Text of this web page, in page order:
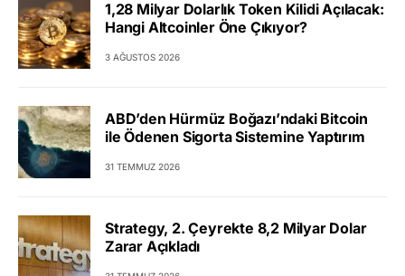
1,28 Milyar Dolarlık Token Kilidi Açılacak:
Hangi Altcoinler Öne Çıkıyor?
3 AĞUSTOS 2026
ABD’den Hürmüz Boğazı’ndaki Bitcoin
ile Ödenen Sigorta Sistemine Yaptırım
31 TEMMUZ 2026
Strategy, 2. Çeyrekte 8,2 Milyar Dolar
Zarar Açıkladı